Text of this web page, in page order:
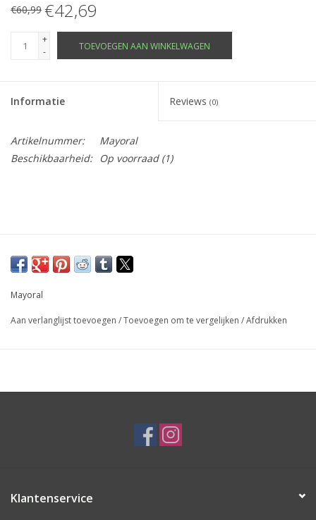
€60,99 €42,69
+
-
TOEVOEGEN AAN WINKELWAGEN
Informatie Reviews (0)
Artikelnummer:
Mayoral
Beschikbaarheid:
Op voorraad(1)
Mayoral
Aan verlanglijst toevoegen /Toevoegen om te vergelijken /Afdrukken
Klantenservice